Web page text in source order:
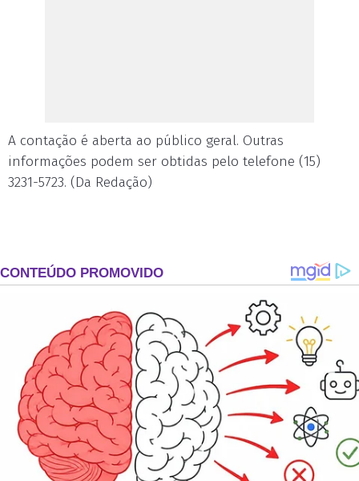
A contação é aberta ao público geral. Outras
informações podem ser obtidas pelo telefone (15)
3231-5723. (Da Redação)